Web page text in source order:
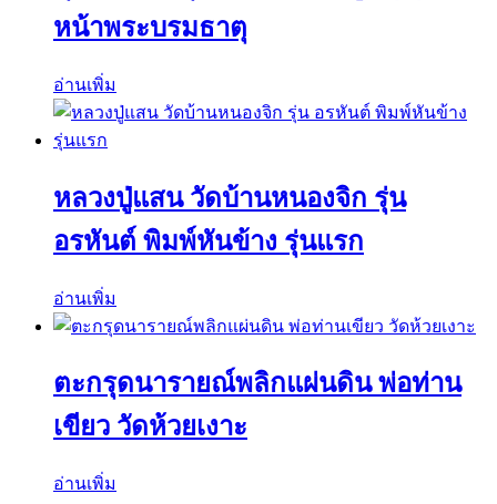
หน้าพระบรมธาตุ
อ่านเพิ่ม
หลวงปู่แสน วัดบ้านหนองจิก รุ่น
อรหันต์ พิมพ์หันข้าง รุ่นแรก
อ่านเพิ่ม
ตะกรุดนารายณ์พลิกแผ่นดิน พ่อท่าน
เขียว วัดห้วยเงาะ
อ่านเพิ่ม